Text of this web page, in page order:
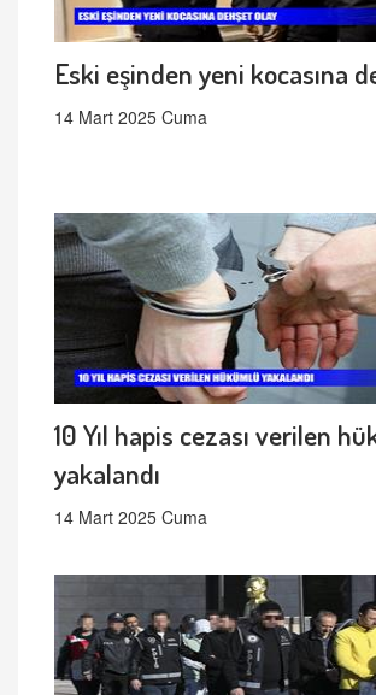
Eski eşinden yeni kocasına
14 Mart 2025 Cuma
10 Yıl hapis cezası verilen
yakalandı
14 Mart 2025 Cuma